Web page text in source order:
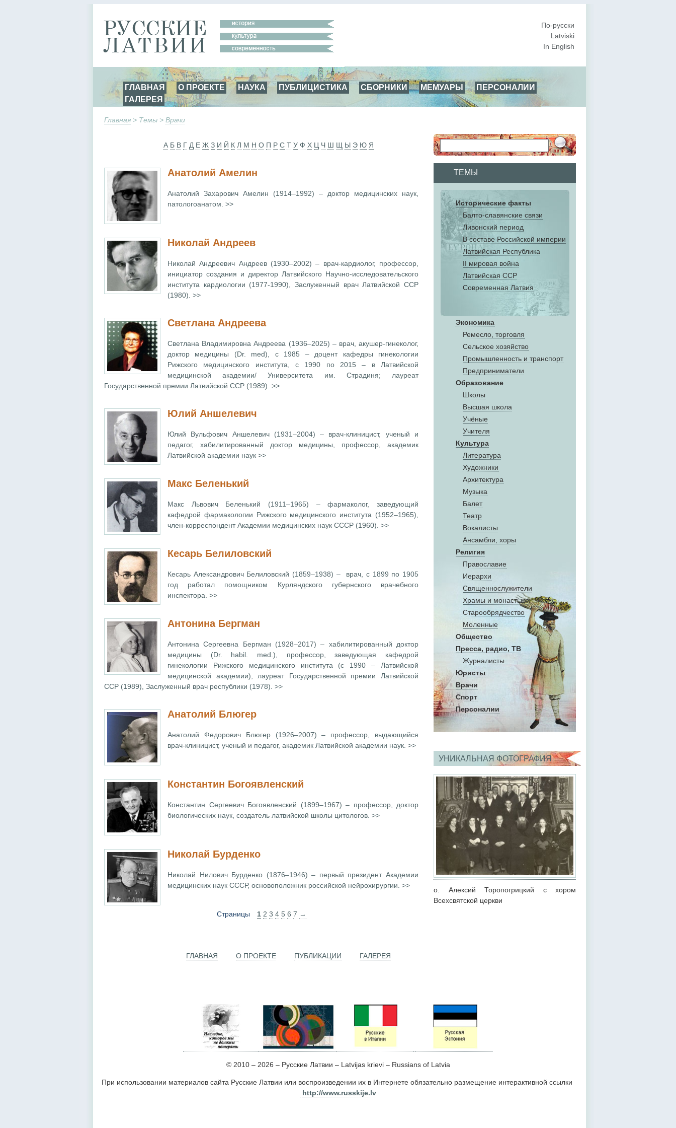
По-русски
Latviski
In English
ГЛАВНАЯ О ПРОЕКТЕ НАУКА ПУБЛИЦИСТИКА СБОРНИКИ МЕМУАРЫ
ПЕРСОНАЛИИ
ГАЛЕРЕЯ
Главная > Темы > Врачи
ТЕМЫ
Исторические факты
Балто-славянские связи
Ливонский период
В составе Российской империи
Латвийская Республика
II мировая война
Латвийская ССР
Современная Латвия
Экономика
Ремесло, торговля
Сельское хозяйство
Промышленность и транспорт
Предприниматели
Образование
Школы
Высшая школа
Учёные
Учителя
Культура
Литература
Художники
Aрхитектура
Музыка
Балет
Театр
Вокалисты
Aнсамбли, хоры
Религия
Православие
Иерархи
Священнослужители
Храмы и монастыри
Старообрядчество
Моленные
Общество
Пресса, радио, ТВ
Журналисты
Юристы
Врачи
Спорт
Персоналии
УНИКАЛЬНАЯ ФОТОГРАФИЯ
о. Алексий Торопогрицкий с хором
Всехсвятской церкви
А Б В Г Д Е Ж З И Й К Л М Н О П Р С Т У Ф Х Ц Ч Ш Щ Ы Э Ю Я
Анатолий Амелин
Анатолий Захарович Амелин (1914–1992) – доктор медицинских наук,
патологоанатом. >>
Николай Андреев
Николай Андреевич Андреев (1930–2002) – врач-кардиолог, профессор,
инициатор создания и директор Латвийского Научно-исследовательского
института кардиологии (1977-1990), Заслуженный врач Латвийской ССР
(1980). >>
Светлана Андреева
Светлана Владимировна Андреева (1936–2025) – врач, акушер-гинеколог,
доктор медицины (Dr. med), с 1985 – доцент кафедры гинекологии
Рижского медицинского института, с 1990 по 2015 – в Латвийской
медицинской академии/ Университета им. Страдиня; лауреат
Государственной премии Латвийской ССР (1989). >>
Юлий Аншелевич
Юлий Вульфович Аншелевич (1931–2004) – врач-клиницист, ученый и
педагог, хабилитированный доктор медицины, профессор, академик
Латвийской академии наук >>
Макс Беленький
Макс Львович Беленький (1911–1965) – фармаколог, заведующий
кафедрой фармакологии Рижского медицинского института (1952–1965),
член-корреспондент Академии медицинских наук СССР (1960). >>
Кесарь Белиловский
Кесарь Александрович Белиловский (1859–1938) – врач, с 1899 по 1905
год работал помощником Курляндского губернского врачебного
инспектора. >>
Aнтонина Бергман
Антонина Сергеевна Бергман (1928–2017) – хабилитированный доктор
медицины (Dr. habil. med.), профессор, заведующая кафедрой
гинекологии Рижского медицинского института (с 1990 – Латвийской
медицинской академии), лауреат Государственной премии Латвийской
ССР (1989), Заслуженный врач республики (1978). >>
Анатолий Блюгер
Анатолий Федорович Блюгер (1926–2007) – профессор, выдающийся
врач-клиницист, ученый и педагог, академик Латвийской академии наук. >>
Константин Богоявленский
Константин Сергеевич Богоявленский (1899–1967) – профессор, доктор
биологических наук, создатель латвийской школы цитологов. >>
Николай Бурденко
Николай Нилович Бурденко (1876–1946) – первый президент Академии
медицинских наук СССР, основоположник российской нейрохирургии. >>
Страницы 1 2 3 4 5 6 7 →
ГЛАВНАЯ О ПРОЕКТЕ ПУБЛИКАЦИИ ГАЛЕРЕЯ
© 2010 – 2026 – Русские Латвии – Latvijas krievi – Russians of Latvia
При использовании материалов сайта Русские Латвии или воспроизведении их в Интернете обязательно размещение интерактивной ссылки
http://www.russkije.lv